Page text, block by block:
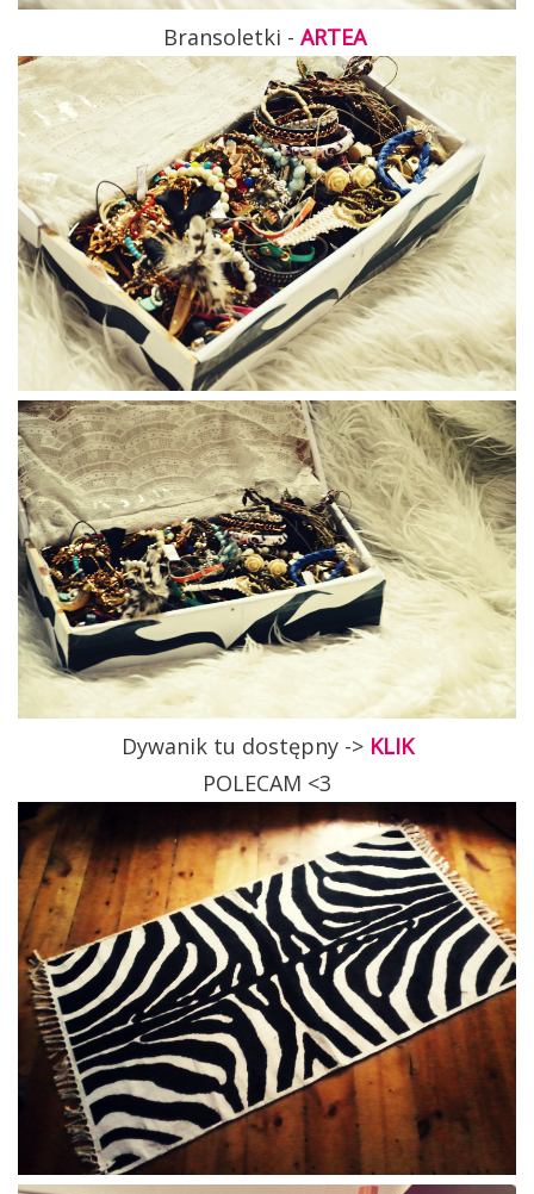
Bransoletki - ARTEA
Dywanik tu dostępny -> KLIK
POLECAM <3